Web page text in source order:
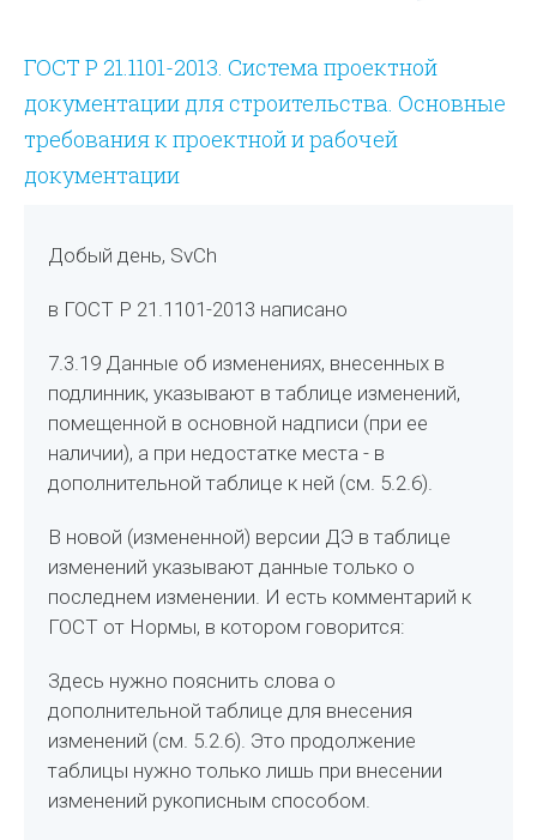
ГОСТ Р 21.1101-2013. Система проектной
документации для строительства. Основные
требования к проектной и рабочей
документации
Добый день, SvCh
в ГОСТ Р 21.1101-2013 написано
7.3.19 Данные об изменениях, внесенных в
подлинник, указывают в таблице изменений,
помещенной в основной надписи (при ее
наличии), а при недостатке места - в
дополнительной таблице к ней (см. 5.2.6).
В новой (измененной) версии ДЭ в таблице
изменений указывают данные только о
последнем изменении. И есть комментарий к
ГОСТ от Нормы, в котором говорится:
Здесь нужно пояснить слова о
дополнительной таблице для внесения
изменений (см. 5.2.6). Это продолжение
таблицы нужно только лишь при внесении
изменений рукописным способом.